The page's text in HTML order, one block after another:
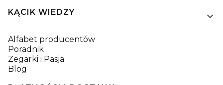
KĄCIK WIEDZY
Alfabet producentów
Poradnik
Zegarki i Pasja
Blog